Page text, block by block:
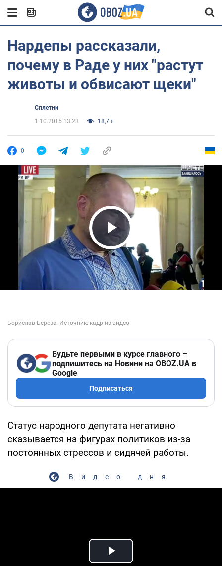
Нардепы рассказали,
почему в Раде у них "растут
животы и обвисают щеки"
Сплетни
1.10.2015 13:23
18,7 т.
0
Play Video
Будьте первыми в курсе главного –
подпишитесь на Новини на OBOZ.UA в
Google
Подписаться
Статус народного депутата негативно
сказывается на фигурах политиков из-за
постоянных стрессов и сидячей работы.
Видео дня
Play Video